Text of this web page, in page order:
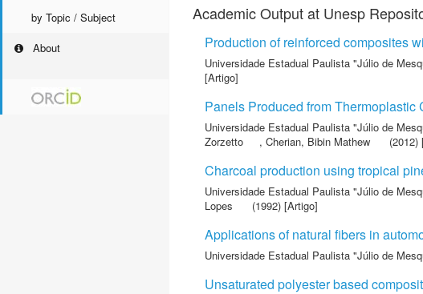
by Topic / Subject
About
Academic Output at Unesp
Production of reinforced composites
Universidade Estadual Paulista "Júlio de
[Artigo]
Panels Produced from
Universidade Estadual Paulista "Júlio de
Zorzetto
, Cherian, Bibin Mathew (2012)
Charcoal production using tropical
Universidade Estadual Paulista "Júlio de
Lopes
(1992) [Artigo]
Applications of natural fibers in
Universidade Estadual Paulista "Júlio de
Unsaturated polyester based